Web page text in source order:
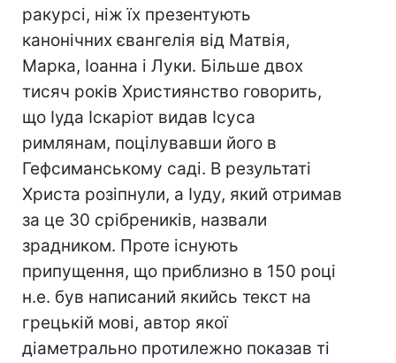
ракурсі, ніж їх презентують
канонічних євангелія від Матвія,
Марка, Іоанна і Луки. Більше двох
тисяч років Християнство говорить,
що Іуда Іскаріот видав Ісуса
римлянам, поцілувавши його в
Гефсиманському саді. В результаті
Христа розіпнули, а Іуду, який отримав
за це 30 срібреників, назвали
зрадником. Проте існують
припущення, що приблизно в 150 році
н.е. був написаний якийсь текст на
грецькій мові, автор якої
діаметрально протилежно показав ті